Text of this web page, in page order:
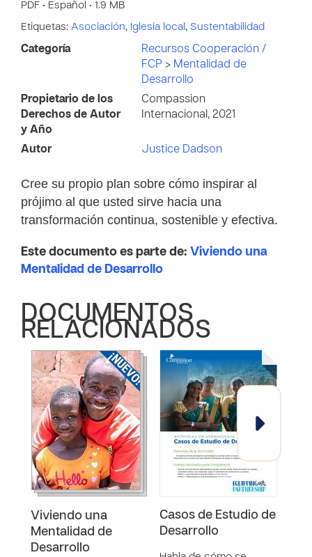
PDF • Español • 1.9 MB
Etiquetas: Asociación, Iglesia local , Sustentabilidad
Categoría
Recursos Cooperación /
FCP > Mentalidad de
Desarrollo
Propietario de los
Derechos de Autor
y Año
Compassion
Internacional, 2021
Autor Justice Dadson
Cree su propio plan sobre cómo inspirar al
prójimo al que usted sirve hacia una
transformación continua, sostenible y efectiva.
Este documento es parte de: Viviendo una
Mentalidad de Desarrollo
DOCUMENTOS
RELACIONADOS
Viviendo una
Mentalidad de
Desarrollo
Casos de Estudio de
Desarrollo